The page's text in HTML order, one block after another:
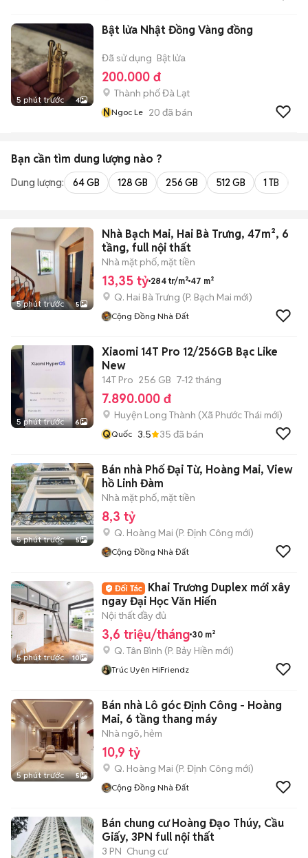
5 phút trước 4
Bật lửa Nhật Đồng Vàng đồng
Đã sử dụng Bật lửa
200.000 đ
Thành phố Đà Lạt
NNgoc Le 20 đã bán
Bạn cần tìm dung lượng nào ?
Dung lượng: 64 GB 128 GB 256 GB 512 GB 1 TB
5 phút trước 5
Nhà Bạch Mai, Hai Bà Trưng, 47m², 6
tầng, full nội thất
Nhà mặt phố, mặt tiền
13,35 tỷ 284 tr/m² 47 m²
Q. Hai Bà Trưng (P. Bạch Mai mới)
Cộng Đồng Nhà Đất
5 phút trước 6
Xiaomi 14T Pro 12/256GB Bạc Like
New
14T Pro 256 GB 7-12 tháng
7.890.000 đ
Huyện Long Thành (Xã Phước Thái mới)
QQuốc 3.5 35 đã bán
5 phút trước 5
Bán nhà Phố Đại Từ, Hoàng Mai, View
hồ Linh Đàm
Nhà mặt phố, mặt tiền
8,3 tỷ
Q. Hoàng Mai (P. Định Công mới)
Cộng Đồng Nhà Đất
5 phút trước 10
Khai Trương Duplex mới xây
ngay Đại Học Văn Hiến
Nội thất đầy đủ
3,6 triệu/tháng 30 m²
Q. Tân Bình (P. Bảy Hiền mới)
Trúc Uyên HiFriendz
5 phút trước 5
Bán nhà Lô góc Định Công - Hoàng
Mai, 6 tầng thang máy
Nhà ngõ, hẻm
10,9 tỷ
Q. Hoàng Mai (P. Định Công mới)
Cộng Đồng Nhà Đất
Bán chung cư Hoàng Đạo Thúy, Cầu
Giấy, 3PN full nội thất
3 PN Chung cư